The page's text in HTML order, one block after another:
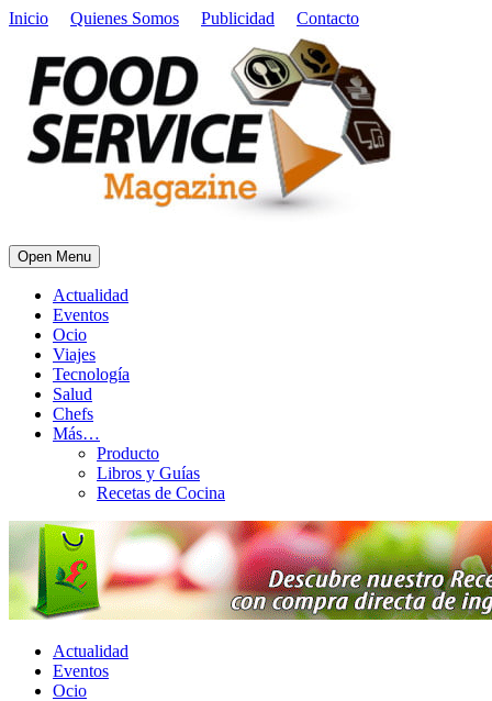
Inicio Quienes Somos Publicidad Contacto
Open Menu
Actualidad
Eventos
Ocio
Viajes
Tecnología
Salud
Chefs
Más…
Producto
Libros y Guías
Recetas de Cocina
Actualidad
Eventos
Ocio